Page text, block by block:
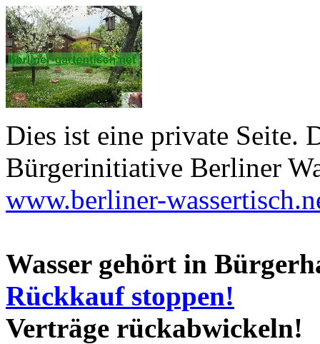
Dies ist eine private Seite.
Bürgerinitiative Berliner
www.berliner-
Wasser gehört in
Rückkauf stoppen!
Verträge rückabwickeln!